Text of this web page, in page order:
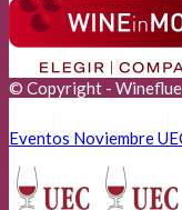
© Copyright -
Eventos Noviembre